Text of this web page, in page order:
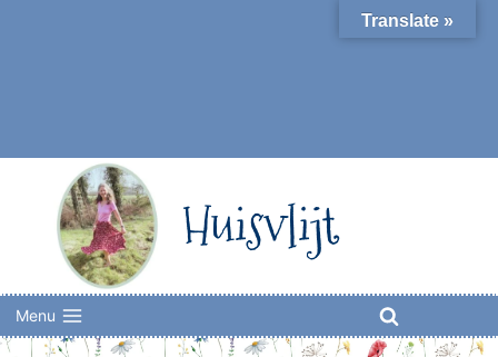
Huisvlijt
Menu
Translate »